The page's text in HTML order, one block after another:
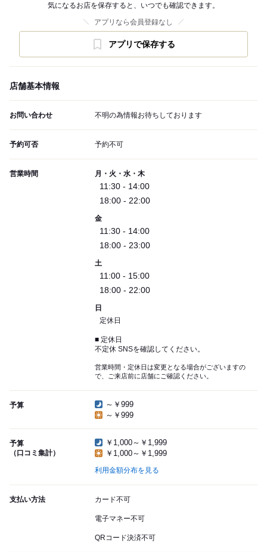
気になるお店を保存すると、いつでも確認できます。
アプリなら会員登録なし
アプリで保存する
店舗基本情報
お問い合わせ 不明の為情報お待ちしております
予約可否 予約不可
営業時間 月・火・水・木
11:30 - 14:00
18:00 - 22:00
金
11:30 - 14:00
18:00 - 23:00
土
11:00 - 15:00
18:00 - 22:00
日
定休日
■ 定休日
不定休 SNSを確認してください。
営業時間・定休日は変更となる場合がございますの
で、ご来店前に店舗にご確認ください。
予算
～￥999
～￥999
予算
（口コミ集計）
￥1,000～￥1,999
￥1,000～￥1,999
利用金額分布を見る
支払い方法 カード不可
電子マネー不可
QRコード決済不可